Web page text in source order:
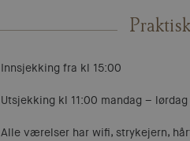
Innsjekking fra kl 15:00
Utsjekking kl 11:00 mandag –
Alle værelser har wifi, strykejern,